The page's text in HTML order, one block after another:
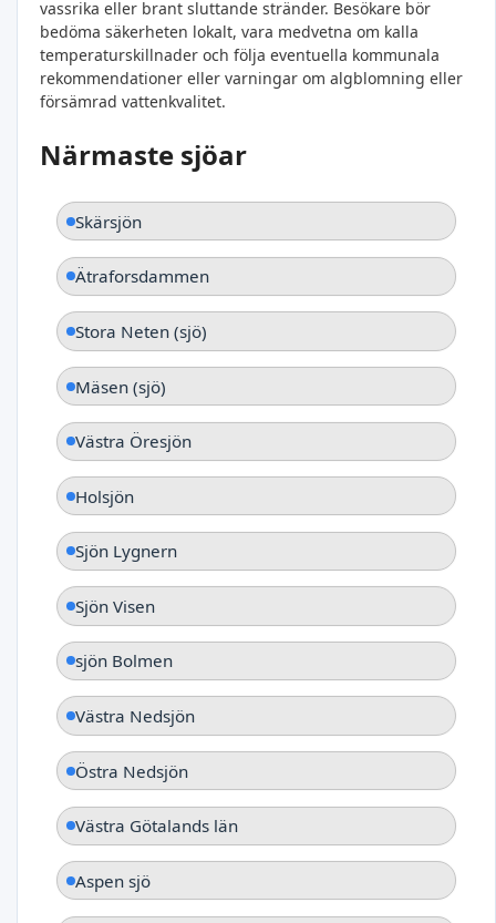
vassrika eller brant sluttande stränder. Besökare bör
bedöma säkerheten lokalt, vara medvetna om kalla
temperaturskillnader och följa eventuella kommunala
rekommendationer eller varningar om algblomning eller
försämrad vattenkvalitet.
Närmaste sjöar
Skärsjön
Ätraforsdammen
Stora Neten (sjö)
Mäsen (sjö)
Västra Öresjön
Holsjön
Sjön Lygnern
Sjön Visen
sjön Bolmen
Västra Nedsjön
Östra Nedsjön
Västra Götalands län
Aspen sjö